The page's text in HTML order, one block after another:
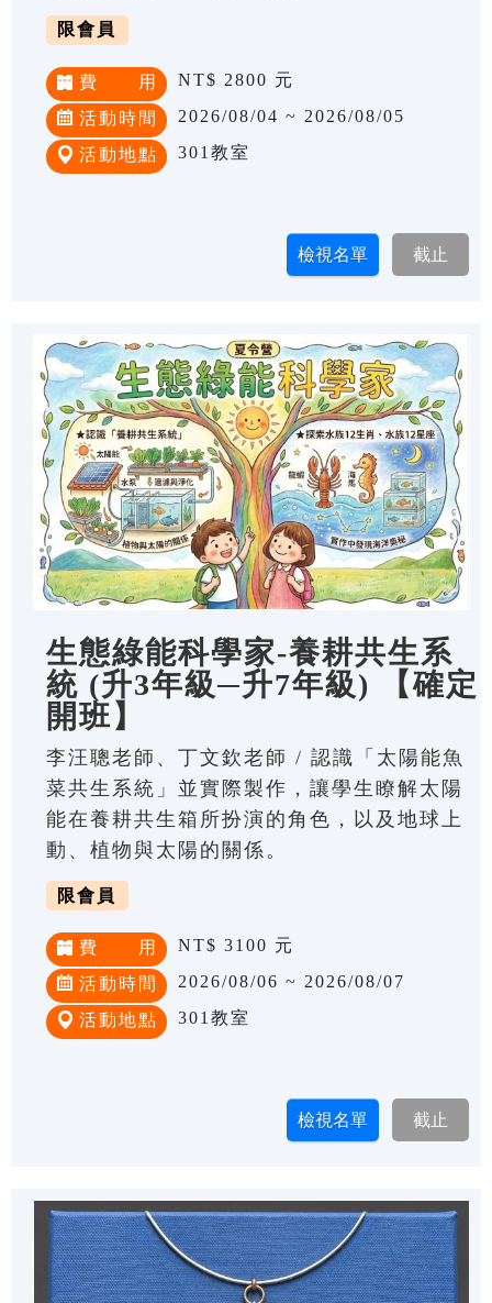
限會員
費 用 NT$ 2800 元
活動時間 2026/08/04 ~ 2026/08/05
活動地點 301教室
生態綠能科學家-養耕共生系
統 (升3年級─升7年級) 【確定
開班】
李汪聰老師、丁文欽老師 / 認識「太陽能魚
菜共生系統」並實際製作，讓學生瞭解太陽
能在養耕共生箱所扮演的角色，以及地球上
動、植物與太陽的關係。
限會員
費 用 NT$ 3100 元
活動時間 2026/08/06 ~ 2026/08/07
活動地點 301教室